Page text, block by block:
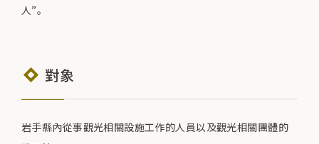
人”。
對象
岩手縣內從事觀光相關設施工作的人員以及觀光相關團體的